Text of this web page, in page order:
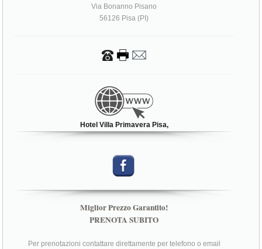
Via Bonanno Pisano
56126 Pisa (PI)
Hotel Villa Primavera Pisa,
Miglior Prezzo Garantito!
PRENOTA SUBITO
Per prenotazioni contattare direttamente per telefono o email